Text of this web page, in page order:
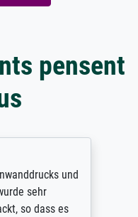
pensent
und
sehr
so dass es